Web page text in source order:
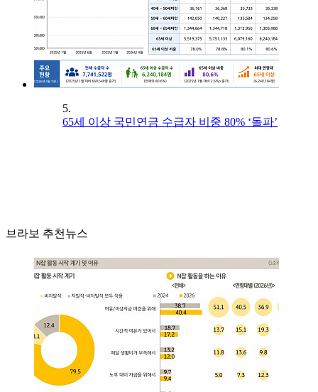
5.
65세 이상 국민연금 수급자 비중 80% ‘돌파’
브라보 추천뉴스